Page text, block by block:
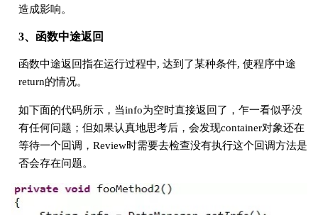
造成影响。
3、函数中途返回
函数中途返回指在运行过程中, 达到了某种条件, 使程序中途
return的情况。
如下面的代码所示，当info为空时直接返回了，乍一看似乎没
有任何问题；但如果认真地思考后，会发现container对象还在
等待一个回调，Review时需要去检查没有执行这个回调方法是
否会存在问题。